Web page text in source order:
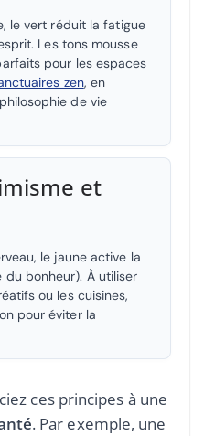
le vert réduit la fatigue
Les tons mousse
pour les espaces
zen, en
de vie
et
le jaune active la
bonheur). À utiliser
ou les cuisines,
pour éviter la
ces principes à une
. Par exemple, une